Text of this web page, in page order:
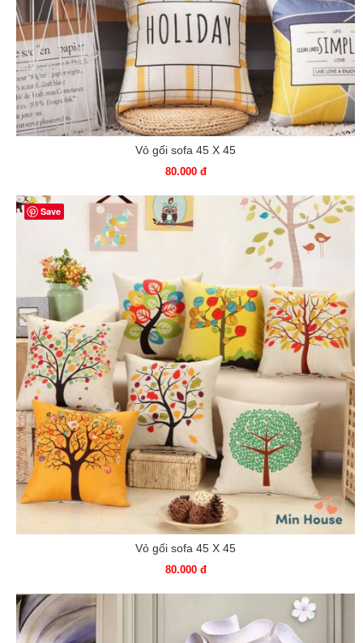
Vỏ gối sofa 45 X 45
80.000 đ
Vỏ gối sofa 45 X 45
80.000 đ
Save